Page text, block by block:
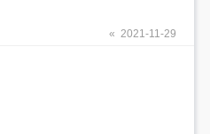
« 2021-11-29